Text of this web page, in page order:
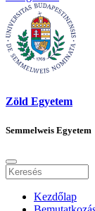
Zöld Egyetem
Semmelweis Egyetem
Kezdőlap